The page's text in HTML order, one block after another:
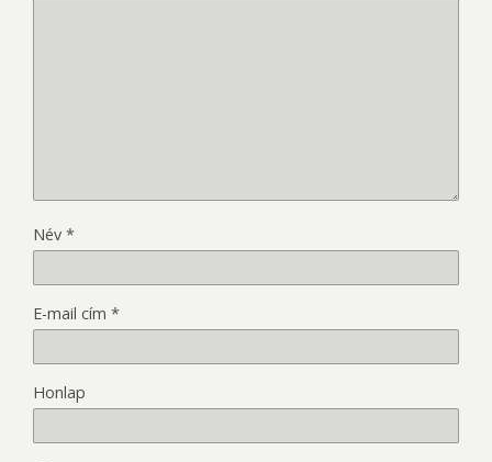
Név *
E-mail cím *
Honlap